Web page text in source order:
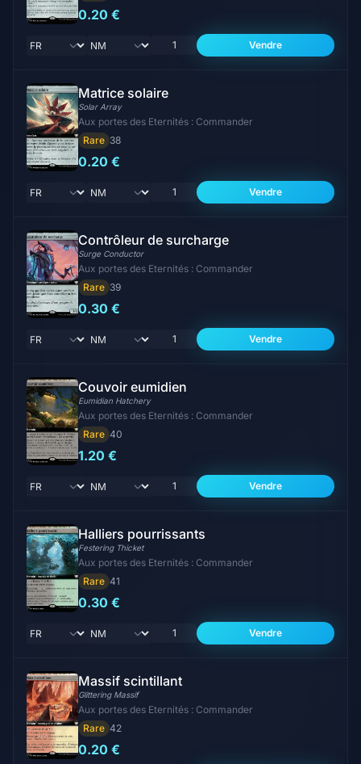
0.20 €
Vendre
Matrice solaire
Solar Array
Aux portes des Eternités : Commander
Rare 38
0.20 €
Vendre
Contrôleur de surcharge
Surge Conductor
Aux portes des Eternités : Commander
Rare 39
0.30 €
Vendre
Couvoir eumidien
Eumidian Hatchery
Aux portes des Eternités : Commander
Rare 40
1.20 €
Vendre
Halliers pourrissants
Festering Thicket
Aux portes des Eternités : Commander
Rare 41
0.30 €
Vendre
Massif scintillant
Glittering Massif
Aux portes des Eternités : Commander
Rare 42
0.20 €